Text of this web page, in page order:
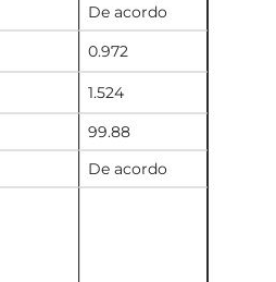
De acordo
0.972
1.524
99.88
De acordo